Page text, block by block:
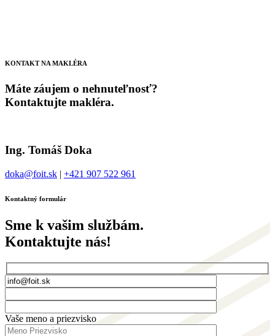
KONTAKT NA MAKLÉRA
Máte záujem o nehnuteľnosť?
Kontaktujte makléra.
Ing. Tomáš Doka
doka@foit.sk | +421 907 522 961
Kontaktný formulár
Sme k vašim službám.
Kontaktujte nás!
Vaše meno a priezvisko